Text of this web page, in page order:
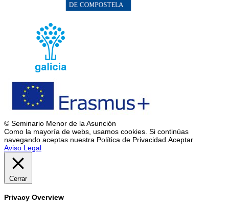
© Seminario Menor de la Asunción
Como la mayoría de webs, usamos cookies. Si continúas
navegando aceptas nuestra Política de Privacidad. Aceptar
Aviso Legal
Cerrar
Privacy Overview